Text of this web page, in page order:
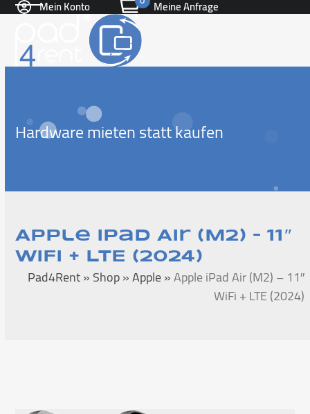
Skip
content
Mein Konto Meine Anfrage
Open
mobile
menu
Close
mobile
menu
Hardware mieten statt kaufen
Apple iPad Air (M2) – 11″
WiFi + LTE (2024)
Pad4Rent»Shop»Apple»Apple iPad Air (M2) – 11″
WiFi + LTE (2024)